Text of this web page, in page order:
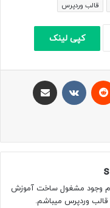
قالب وردپرس
کپی لینک
‫رددیت ‫VKontakte
وجود مشغول ساخت آموزش
وردپرس میباشم.